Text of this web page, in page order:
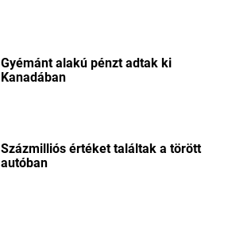
Gyémánt alakú pénzt adtak ki
Kanadában
Százmilliós értéket találtak a törött
autóban